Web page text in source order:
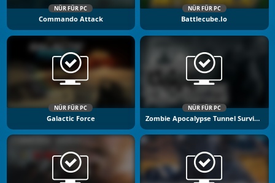
NÜR FÜR PC
Commando Attack
NÜR FÜR PC
Battlecube.io
NÜR FÜR PC
Galactic Force
NÜR FÜR PC
Zombie Apocalypse Tunnel Survival